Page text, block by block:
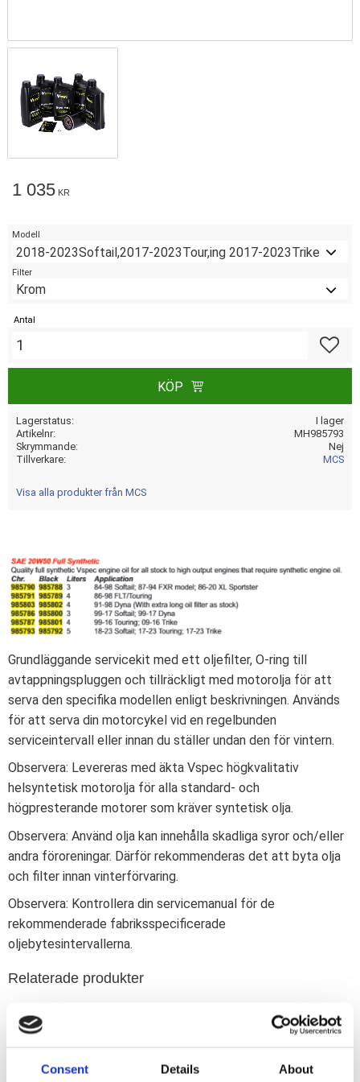
Consent Details About
1 035 KR
Modell
Filter
Antal
KÖP
Lagerstatus
I lager
Artikelnr
MH985793
Skrymmande
Nej
Tillverkare
MCS
Visa alla produkter från MCS
Grundläggande servicekit med ett oljefilter, O-ring till
avtappningspluggen och tillräckligt med motorolja för att
serva den specifika modellen enligt beskrivningen. Används
för att serva din motorcykel vid en regelbunden
serviceintervall eller innan du ställer undan den för vintern.
Observera: Levereras med äkta Vspec högkvalitativ
helsyntetisk motorolja för alla standard- och
högpresterande motorer som kräver syntetisk olja.
Observera: Använd olja kan innehålla skadliga syror och/eller
andra föroreningar. Därför rekommenderas det att byta olja
och filter innan vinterförvaring.
Observera: Kontrollera din servicemanual för de
rekommenderade fabriksspecificerade
oljebytesintervallerna.
Relaterade produkter